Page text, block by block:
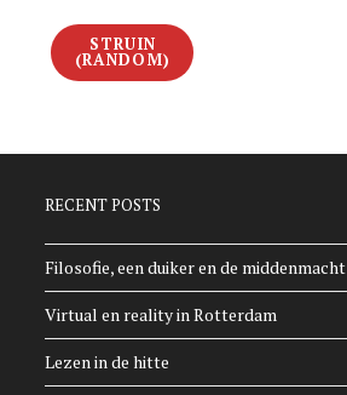
STRUIN
(RANDOM)
RECENT POSTS
Filosofie, een duiker en de middenmacht
Virtual en reality in Rotterdam
Lezen in de hitte